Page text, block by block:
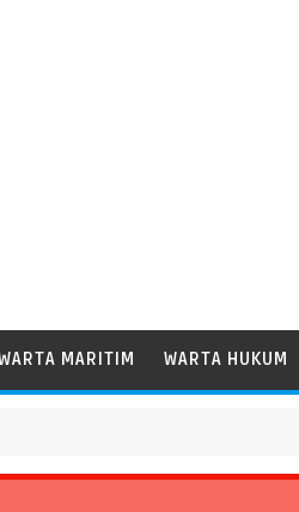
MARITIM WARTA HUKUM
Peti Kemas Besar Kelas Panamax